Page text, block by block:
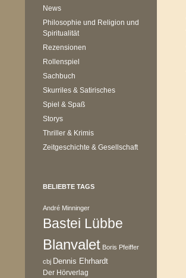
News
Philosophie und Religion und
Spiritualität
Rezensionen
Rollenspiel
Sachbuch
Skurriles & Satirisches
Spiel & Spaß
Storys
Thriller & Krimis
Zeitgeschichte & Gesellschaft
BELIEBTE TAGS
André Minninger
Bastei Lübbe
Blanvalet Boris Pfeiffer
cbj Dennis Ehrhardt
Der Hörverlag